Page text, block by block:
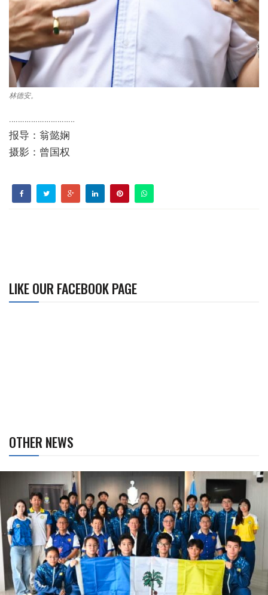
林德安。
…………………………
报导：翁懿娴
摄影：曾国权
LIKE OUR FACEBOOK PAGE
OTHER NEWS